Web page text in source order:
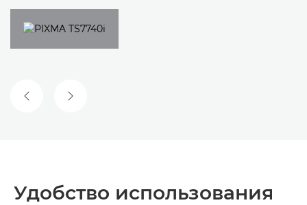
ПРЕДЫДУЩИЙ СЛАЙД
СЛЕДУЮЩИЙ СЛАЙД
Удобство использования